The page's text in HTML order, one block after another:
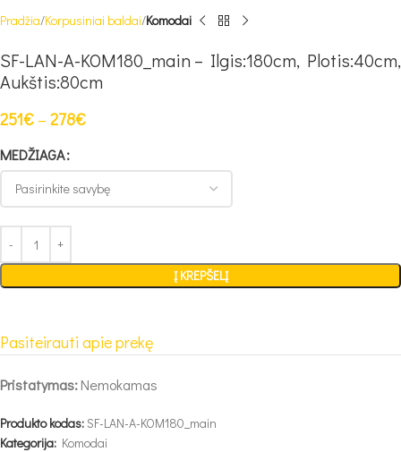
Pradžia Korpusiniai baldai Komodai
SF-LAN-A-KOM180_main – Ilgis:180cm, Plotis:40cm,
Aukštis:80cm
251€ – 278€
MEDŽIAGA
Į KREPŠELĮ
Pasiteirauti apie prekę
Pristatymas:Nemokamas
Produkto kodas:SF-LAN-A-KOM180_main
Kategorija: Komodai